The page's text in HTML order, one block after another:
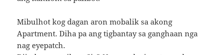
Mibulhot kog dagan aron mobalik sa akong
Apartment. Diha pa ang tigbantay sa ganghaan nga
nag eyepatch.